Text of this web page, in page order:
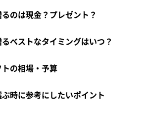
のは現金？プレゼント？
べストなタイミングはいつ？
の相場・予算
時に参考にしたいポイント